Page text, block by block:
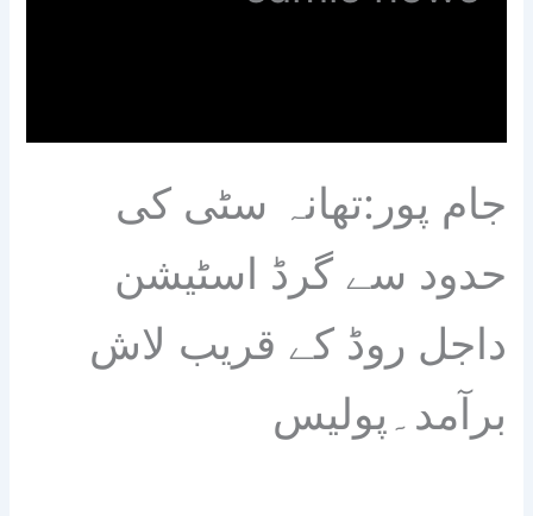
جام پور:تھانہ سٹی کی
حدود سے گرڈ اسٹیشن
داجل روڈ کے قریب لاش
برآمد۔پولیس